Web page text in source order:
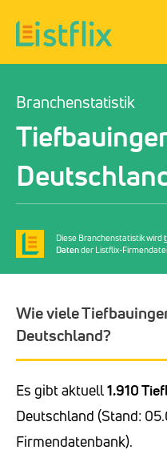
Branchenstatistik
Diese Branchenstatistik wird
Datender Listflix-
Wie viele
Deutschland?
Es gibt aktuell1.910
Deutschland (Stand:
Firmendatenbank).